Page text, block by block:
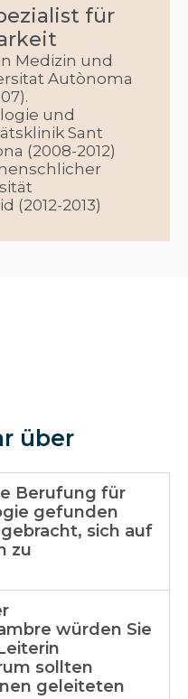
für
Medizin und
Autònoma
und
Sant
(2008-2012)
(2012-2013)
über
Berufung für
gefunden
sich auf
zu
würden Sie
sollten
geleiteten